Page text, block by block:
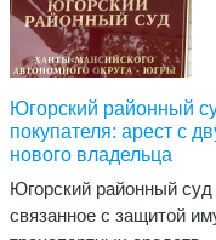
Югорский районный
покупателя: арест с
нового владельца
​Югорский районный
связанное с защитой